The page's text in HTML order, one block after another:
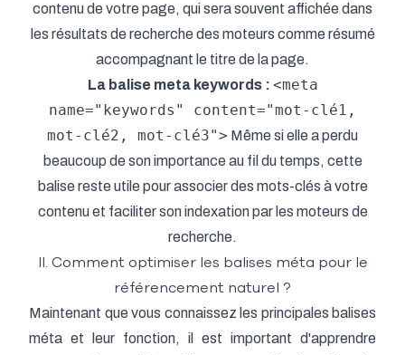
contenu de votre page, qui sera souvent affichée dans
les résultats de recherche des moteurs comme résumé
accompagnant le titre de la page.
La balise meta keywords : <meta
name="keywords" content="mot-clé1,
mot-clé2, mot-clé3"> Même si elle a perdu
beaucoup de son importance au fil du temps, cette
balise reste utile pour associer des mots-clés à votre
contenu et faciliter son indexation par les moteurs de
recherche.
II. Comment optimiser les balises méta pour le
référencement naturel ?
Maintenant que vous connaissez les principales balises
méta et leur fonction, il est important d'apprendre